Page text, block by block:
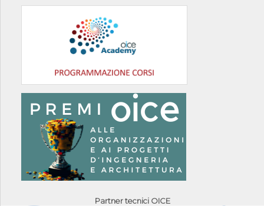
Partner tecnici OICE